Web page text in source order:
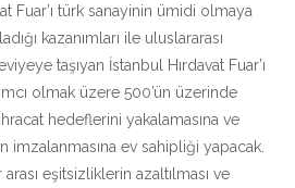
Fuar’ı türk sanayinin ümidi olmaya
kazanımları ile uluslararası
taşıyan İstanbul Hırdavat Fuar’ı
olmak üzere 500’ün üzerinde
hedeflerini yakalamasına ve
imzalanmasına ev sahipliği yapacak.
eşitsizliklerin azaltılması ve